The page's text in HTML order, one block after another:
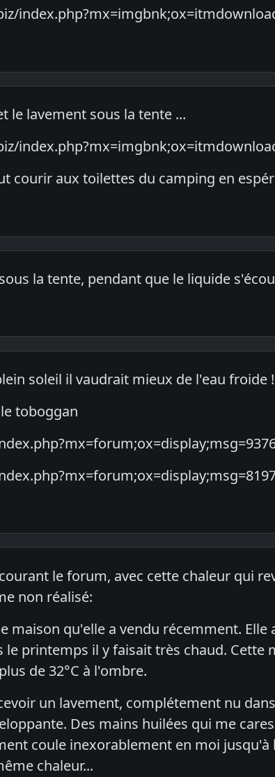
le lavement sous la tente ...
courir aux toilettes du camping en
la tente, pendant que le liquide
soleil il vaudrait mieux de l'eau froide !
toboggan
le forum, avec cette chaleur qui
non réalisé:
maison qu'elle a vendu récemment.
le printemps il y faisait très chaud. Cette
de 32°C à l'ombre.
un lavement, complétement nu
Des mains huilées qui me
coule inexorablement en moi jusqu'à
chaleur...